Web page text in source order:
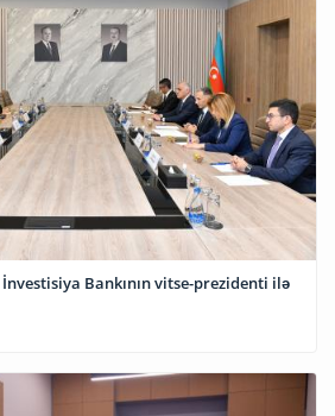
Bankının vitse-prezidenti ilə